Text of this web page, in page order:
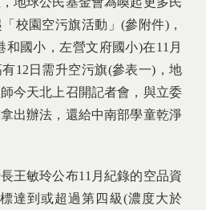
校園空污旗活動」(參附件)，
國小，左營文府國小)在11月
12日需升空污旗(參表一)，地
今天北上召開記者會，與立委
出辦法，還給中南部學童乾淨
王敏玲公布11月紀錄的空品資
達到或超過第四級(濃度大於